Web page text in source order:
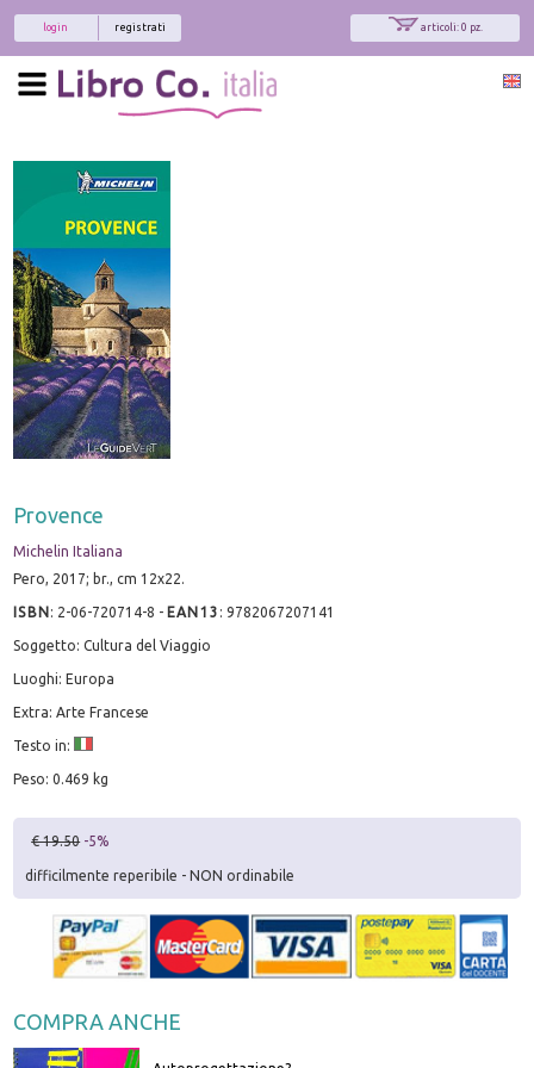
articoli: 0 pz.
registrati
login
Provence
Michelin Italiana
Pero, 2017; br., cm 12x22.
ISBN: 2-06-720714-8 - EAN13 :9782067207141
Soggetto: Cultura del Viaggio
Luoghi: Europa
Extra: Arte Francese
Testo in:
Peso: 0.469 kg
€ 19.50 -5%
difficilmente reperibile - NON ordinabile
COMPRA ANCHE